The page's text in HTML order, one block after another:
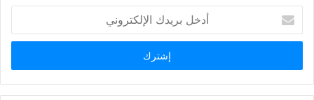
بريدك
الإلكتروني